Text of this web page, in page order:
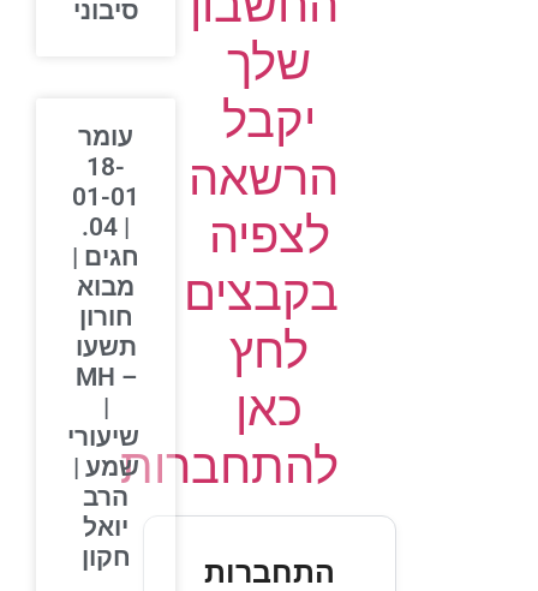
שלך
יקבל
הרשאה
לצפיה
בקבצים
לחץ
כאן
להתחברות
התחברות
סיבוני
עומר
18-
01-01
| 04.
חגים |
מבוא
חורון
תשעו
– MH
שיעורי
שמע |
הרב
יואל
חקון